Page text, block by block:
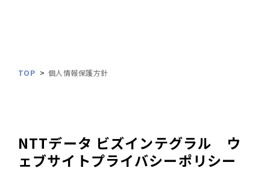
TOP 個人情報保護方針
NTTデータ ビズインテグラル ウ
ェブサイトプライバシーポリシー